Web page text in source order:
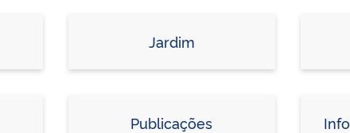
Jardim
Publicações